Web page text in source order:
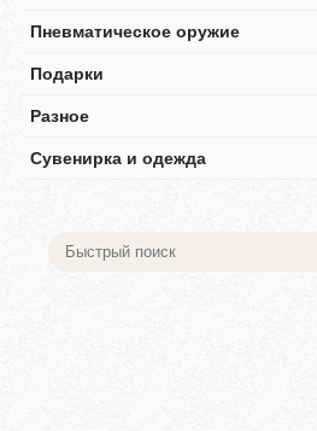
Пневматическое оружие
Подарки
Разное
Сувенирка и одежда